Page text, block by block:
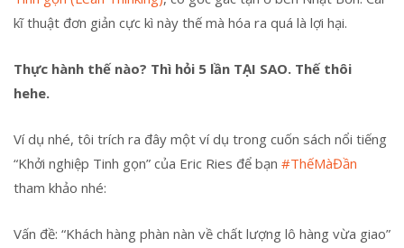
kĩ thuật đơn giản cực kì này thế mà hóa ra quá là lợi hại.
Thực hành thế nào? Thì hỏi 5 lần TẠI SAO. Thế thôi
hehe.
Ví dụ nhé, tôi trích ra đây một ví dụ trong cuốn sách nổi tiếng
“Khởi nghiệp Tinh gọn” của Eric Ries để bạn #ThếMàĐần
tham khảo nhé:
Vấn đề: “Khách hàng phàn nàn về chất lượng lô hàng vừa giao”